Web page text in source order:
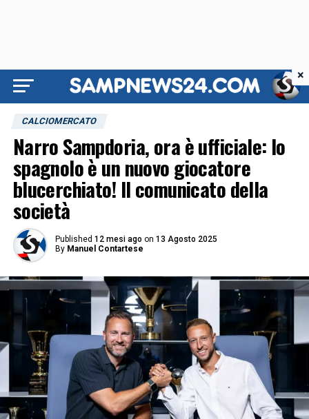
CALCIOMERCATO
Narro Sampdoria, ora è ufficiale: lo
spagnolo è un nuovo giocatore
blucerchiato! Il comunicato della
società
Published 12 mesi ago on 13 Agosto 2025
By Manuel Contartese
×